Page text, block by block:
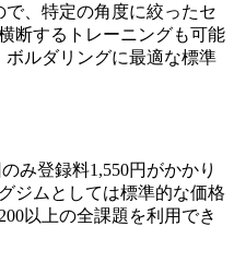
で、特定の角度に絞ったセ
断するトレーニングも可能
ボルダリングに最適な標準
み登録料1,550円がかかり
ジムとしては標準的な価格
以上の全課題を利用でき